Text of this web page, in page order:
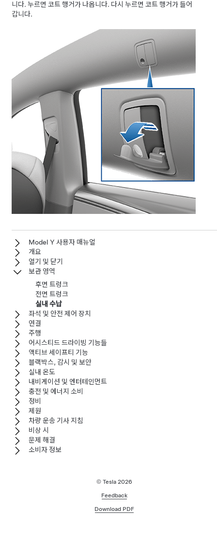
니다. 누르면 코트 행거가 나옵니다. 다시 누르면 코트 행거가 들어
갑니다.
Model Y 사용자 매뉴얼
개요
열기 및 닫기
보관 영역
후면 트렁크
전면 트렁크
실내 수납
좌석 및 안전 제어 장치
연결
주행
어시스티드 드라이빙 기능들
액티브 세이프티 기능
블랙박스, 감시 및 보안
실내 온도
내비게이션 및 엔터테인먼트
충전 및 에너지 소비
정비
제원
차량 운송 기사 지침
비상 시
문제 해결
소비자 정보
© Tesla 2026
Feedback
Download PDF